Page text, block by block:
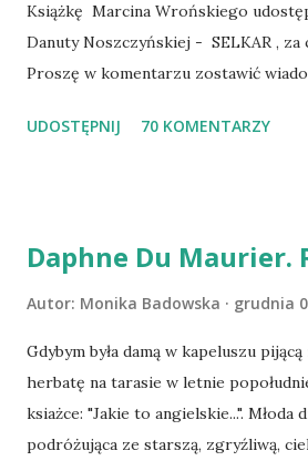
Książkę Marcina Wrońskiego
Danuty Noszczyńskiej - SELKAR , za
Proszę w komentarzu zostawić
Losowanie odbędzie się w niedzielę
UDOSTĘPNIJ 70 KOMENTARZY
Daphne Du Maurier.
Autor: Monika Badowska grudnia
Gdybym była damą w kapeluszu
herbatę na tarasie w letnie
ksiażce: "Jakie to angielskie...". Młoda
podróżująca ze starszą, zgryźliwą,